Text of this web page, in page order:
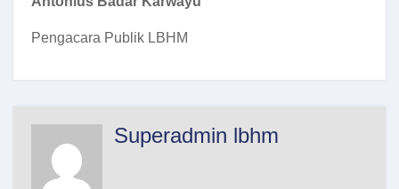
Pengacara Publik LBHM
Superadmin lbhm